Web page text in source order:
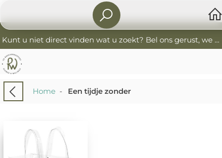
Kunt u niet direct vinden wat u zoekt? Bel ons gerust, we helpen u graag. 0341-552405 De Boekverkoopers
Home- Een tijdje zonder